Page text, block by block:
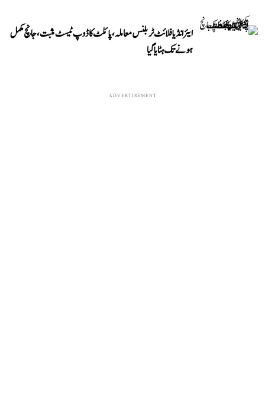
ایئر انڈیا فلائٹ ٹربلنس معاملہ، پائلٹ کا ڈوپ ٹیسٹ مثبت، جانچ مکمل
ہونے تک ہٹایا گیا
ADVERTISEMENT